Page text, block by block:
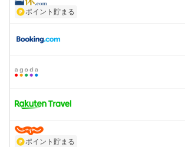
ポイント貯まる
ポイント貯まる